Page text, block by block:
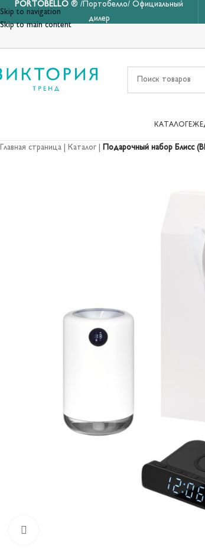
Skip to navigation
Skip to main content
PORTOBELLO ® /Портобелло/ Официальный
дилер
КАТАЛОГ
Главная страница Каталог Подарочный набор Блисс